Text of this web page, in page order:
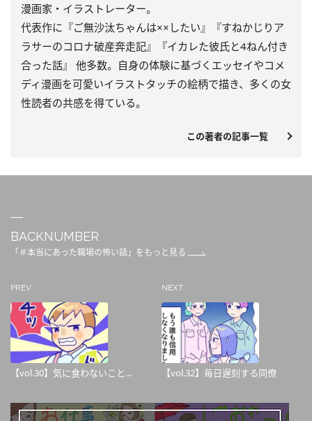
漫画家・イラストレーター。
代表作に『ご無沙汰ちゃんは××したい』『すねかじりア
ラサーのコロナ破産奔走記』『イカレた彼氏と4ねん付き
合った話』 他多数。自身の体験に基づくエッセイやコメ
ディ漫画を可愛いイラストタッチの絵柄で描き、多くの女
性読者の共感を得ている。
この著者の記事一覧
BACKNUMBER
「＃本当にあった職場の怖い話」をもっと見る
PREV
【vol.30】気に食わないこと...
NEXT
【vol.32】毎日遅刻する同僚